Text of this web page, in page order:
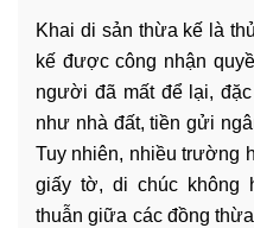
THỦ
TỤC
LIÊN
HỆ
Khai di sản thừa kế là
kế được công nhận
người đã mất để lại,
như nhà đất, tiền gửi
Tuy nhiên, nhiều trường
giấy tờ, di chúc không
thuẫn giữa các đồng